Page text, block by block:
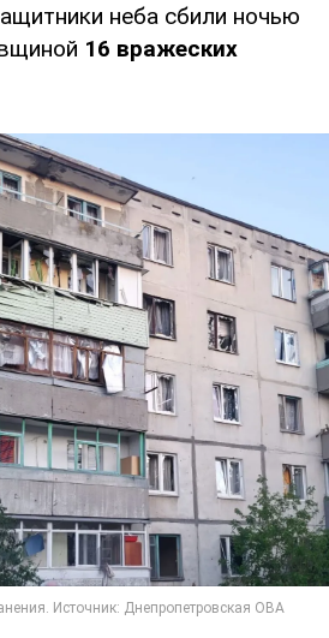
неба сбили ночью
16 вражеских